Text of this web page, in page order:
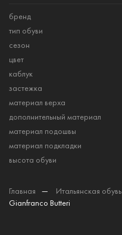
бренд
тип обуви
сезон
цвет
каблук
застежка
материал верха
дополнительный материал
материал подошвы
материал подкладки
высота обуви
Главная — Итальянская обувь
Gianfranco Butteri